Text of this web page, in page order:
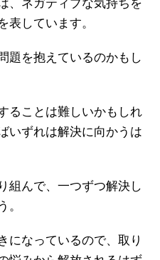
、ネガティブな気持ちを
表しています。
題を抱えているのかもし
ることは難しいかもしれ
いずれは解決に向かうは
組んで、一つずつ解決し
。
になっているので、取り